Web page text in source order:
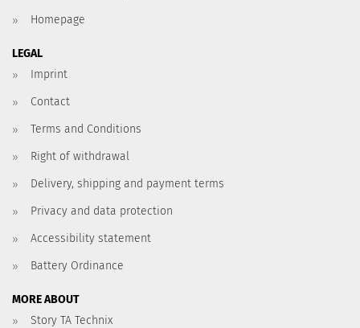
Homepage
LEGAL
Imprint
Contact
Terms and Conditions
Right of withdrawal
Delivery, shipping and payment terms
Privacy and data protection
Accessibility statement
Battery Ordinance
MORE ABOUT
Story TA Technix